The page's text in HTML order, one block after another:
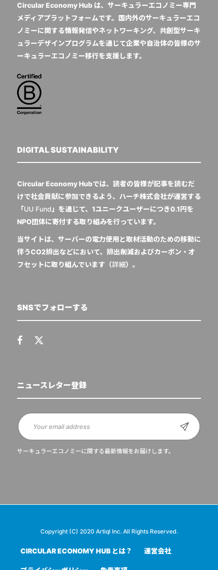
Circular Economy Hub は、サーキュラーエコノミー専門
メディアプラットフォームです。国内外のサーキュラーエコ
ノミーに関する情報発信やネットワーキング、共創型サーキ
ュラーデザインプログラムを通じて企業や自治体の皆様のサ
ーキュラーエコノミー移行を支援します。
DIGITAL SUSTAINABILITY
Circular Economy Hubでは、読者の皆様が記事を読むだ
けで社会貢献に参加できるよう、ハーチ株式会社が運営する
「UU Fund 」を通じて、1ユニークユーザーにつき0.1円を
NPO団体に寄付する取り組みを行っています。
当サイトは、サーバーの電力使用と取材活動のための移動に
伴うCO2排出などにおいて、排出削減およびカーボン・オ
フセットに取り組んでいます（詳細）。
SNSでフォローする
ニュースレター登録
サーキュラーエコノミーに関する最新情報をお届けします。
Copyright (C) 2020 Artiql Inc. All Rights Reserved.
CIRCULAR ECONOMY HUB とは？ 運営会社